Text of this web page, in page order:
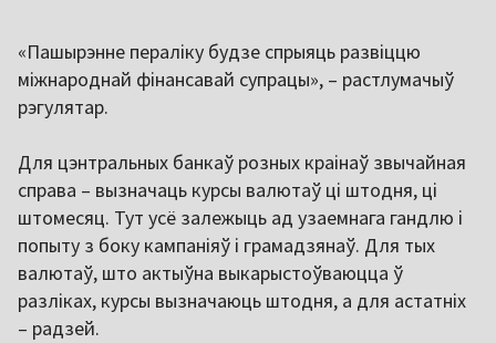
«Пашырэнне пераліку будзе спрыяць развіццю
міжнароднай фінансавай супрацы», – растлумачыў
рэгулятар.
Для цэнтральных банкаў розных краінаў звычайная
справа – вызначаць курсы валютаў ці штодня, ці
штомесяц. Тут усё залежыць ад узаемнага гандлю і
попыту з боку кампаніяў і грамадзянаў. Для тых
валютаў, што актыўна выкарыстоўваюцца ў
разліках, курсы вызначаюць штодня, а для астатніх
– радзей.